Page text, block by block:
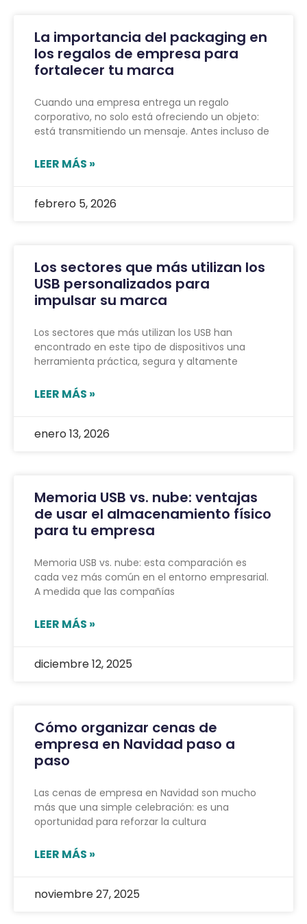
La importancia del packaging en
los regalos de empresa para
fortalecer tu marca
Cuando una empresa entrega un regalo
corporativo, no solo está ofreciendo un objeto:
está transmitiendo un mensaje. Antes incluso de
LEER MÁS »
febrero 5, 2026
Los sectores que más utilizan los
USB personalizados para
impulsar su marca
Los sectores que más utilizan los USB han
encontrado en este tipo de dispositivos una
herramienta práctica, segura y altamente
LEER MÁS »
enero 13, 2026
Memoria USB vs. nube: ventajas
de usar el almacenamiento físico
para tu empresa
Memoria USB vs. nube: esta comparación es
cada vez más común en el entorno empresarial.
A medida que las compañías
LEER MÁS »
diciembre 12, 2025
Cómo organizar cenas de
empresa en Navidad paso a
paso
Las cenas de empresa en Navidad son mucho
más que una simple celebración: es una
oportunidad para reforzar la cultura
LEER MÁS »
noviembre 27, 2025